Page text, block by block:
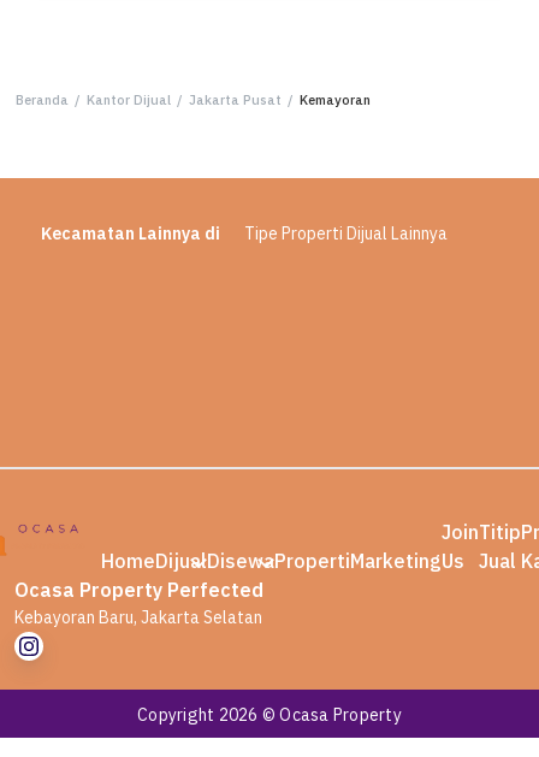
Beranda / Kantor Dijual / Jakarta Pusat / Kemayoran
Kecamatan Lainnya di Tipe Properti Dijual Lainnya
HomeDijualDisewaPropertiMarketing
Join
Us
Titip
Jual
Ocasa Property Perfected
Kebayoran Baru, Jakarta Selatan
Copyright 2026 © Ocasa Property